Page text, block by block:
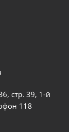
стр. 39, 1-й
118